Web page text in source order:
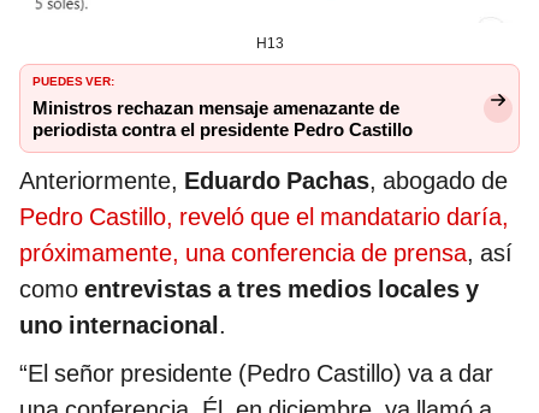
H13
PUEDES VER:
Ministros rechazan mensaje amenazante de
periodista contra el presidente Pedro Castillo
Anteriormente, Eduardo Pachas, abogado de
Pedro Castillo, reveló que el mandatario daría,
próximamente, una conferencia de prensa, así
como entrevistas a tres medios locales y
uno internacional.
“El señor presidente (Pedro Castillo) va a dar